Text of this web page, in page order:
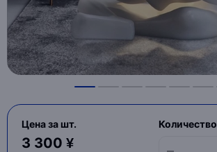
Цена за шт.
3 300 ¥
Количество